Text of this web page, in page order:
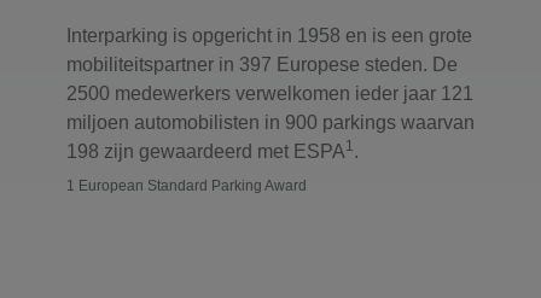
Interparking is opgericht in 1958 en is een grote
mobiliteitspartner in 397 Europese steden. De
2500 medewerkers verwelkomen ieder jaar 121
miljoen automobilisten in 900 parkings waarvan
198 zijn gewaardeerd met ESPA1 .
1 European Standard Parking Award